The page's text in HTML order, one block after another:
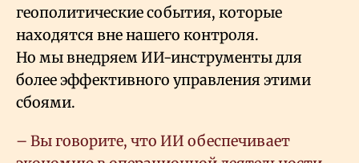
геополитические события, которые
находятся вне нашего контроля.
Но мы внедряем ИИ-инструменты для
более эффективного управления этими
сбоями.
– Вы говорите, что ИИ обеспечивает